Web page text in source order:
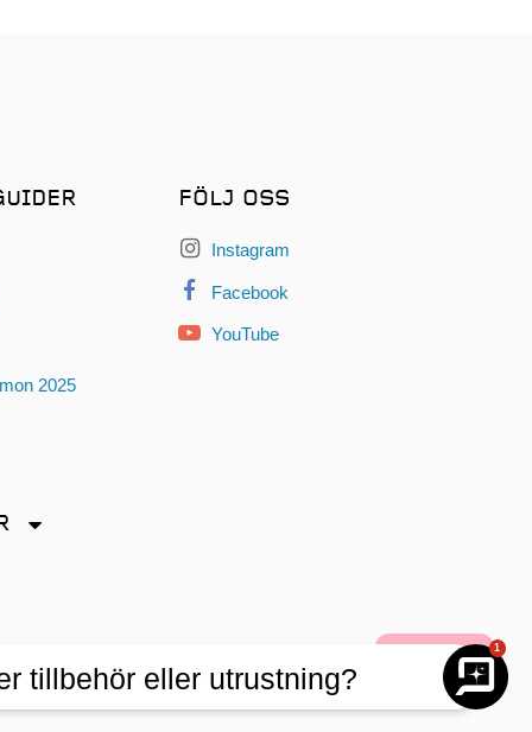
2025
FÖLJ OSS
Instagram
Facebook
YouTube
1
tillbehör eller utrustning?